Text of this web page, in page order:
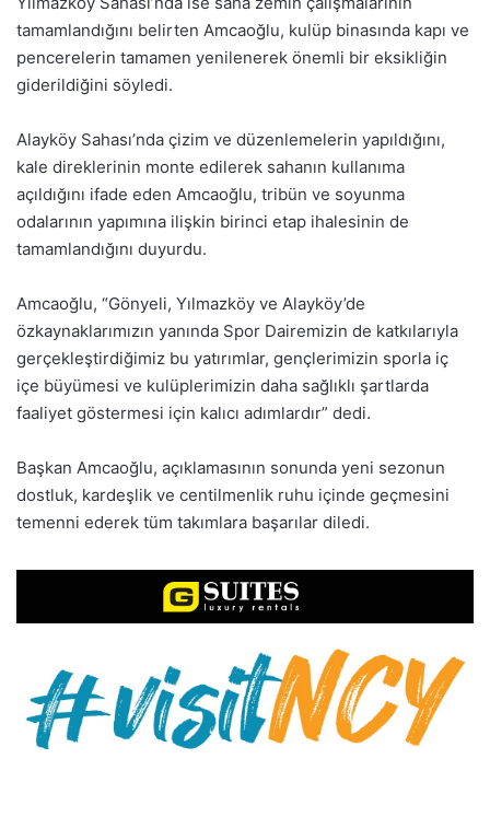
tamamlandığını belirten Amcaoğlu, kulüp binasında kapı ve
pencerelerin tamamen yenilenerek önemli bir eksikliğin
giderildiğini söyledi.
Alayköy Sahası’nda çizim ve düzenlemelerin yapıldığını,
kale direklerinin monte edilerek sahanın kullanıma
açıldığını ifade eden Amcaoğlu, tribün ve soyunma
odalarının yapımına ilişkin birinci etap ihalesinin de
tamamlandığını duyurdu.
Amcaoğlu, “Gönyeli, Yılmazköy ve Alayköy’de
özkaynaklarımızın yanında Spor Dairemizin de katkılarıyla
gerçekleştirdiğimiz bu yatırımlar, gençlerimizin sporla iç
içe büyümesi ve kulüplerimizin daha sağlıklı şartlarda
faaliyet göstermesi için kalıcı adımlardır” dedi.
Başkan Amcaoğlu, açıklamasının sonunda yeni sezonun
dostluk, kardeşlik ve centilmenlik ruhu içinde geçmesini
temenni ederek tüm takımlara başarılar diledi.